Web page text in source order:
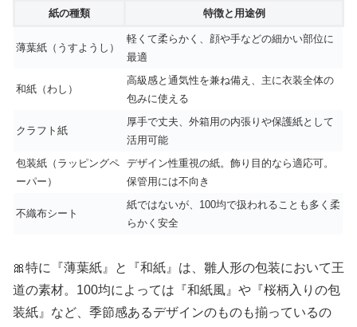
紙の種類 特徴と用途例
薄葉紙（うすようし）
軽くて柔らかく、顔や手などの細かい部位に
最適
和紙（わし）
高級感と通気性を兼ね備え、主に衣装全体の
包みに使える
クラフト紙
厚手で丈夫、外箱用の内張りや保護紙として
活用可能
包装紙（ラッピングペ
ーパー）
デザイン性重視の紙。飾り目的なら適応可。
保管用には不向き
不織布シート
紙ではないが、100均で扱われることも多く柔
らかく安全
🎀特に『薄葉紙』と『和紙』は、雛人形の包装において王
道の素材。100均によっては『和紙風』や『桜柄入りの包
装紙』など、季節感あるデザインのものも揃っているの